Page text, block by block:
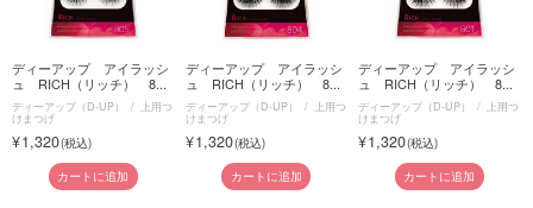
ディーアップ アイラッシ
ュ RICH（リッチ） 8...
ディーアップ（D-UP） 上用つ
けまつげ
1,320
カートに追加
ディーアップ アイラッシ
ュ RICH（リッチ） 8...
ディーアップ（D-UP） 上用つ
けまつげ
1,320
カートに追加
ディーアップ アイラッシ
ュ RICH（リッチ） 8...
ディーアップ（D-UP） 上用つ
けまつげ
1,320
カートに追加